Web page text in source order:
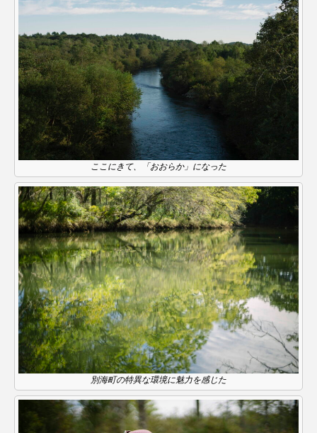
ここにきて、「おおらか」になった
別海町の特異な環境に魅力を感じた